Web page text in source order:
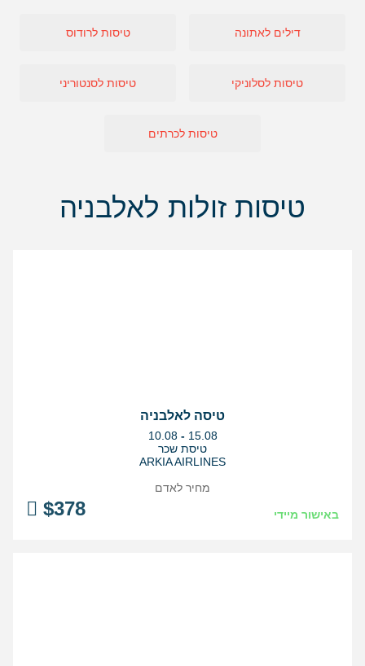
דילים לאתונה טיסות לרודוס
טיסות לסלוניקי טיסות לסנטוריני
טיסות לכרתים
טיסות זולות לאלבניה
טיסה לאלבניה
בין
התאריכים,
10.08 - 15.08
טיסת שכר
ARKIA AIRLINES
באישור מיידי $378
מחיר לאדם